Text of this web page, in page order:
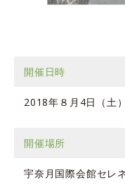
開催日時
2018年８月4日（土
開催場所
宇奈月国際会館セレ